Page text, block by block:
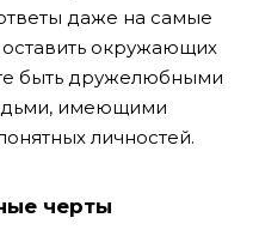
даже на самые
окружающих
быть дружелюбными
имеющими
личностей.
черты